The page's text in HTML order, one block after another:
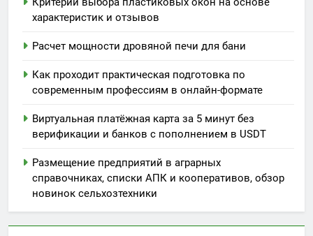
характеристик и отзывов
Расчет мощности дровяной печи для бани
Как проходит практическая подготовка по
современным профессиям в онлайн-формате
Виртуальная платёжная карта за 5 минут без
верификации и банков с пополнением в USDT
Размещение предприятий в аграрных
справочниках, списки АПК и кооперативов, обзор
новинок сельхозтехники